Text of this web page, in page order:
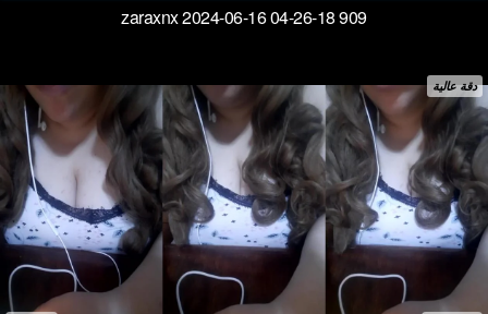
zaraxnx 2024-06-16 04-26-18 909
دقة عالية